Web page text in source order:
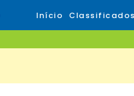
Início Classificados